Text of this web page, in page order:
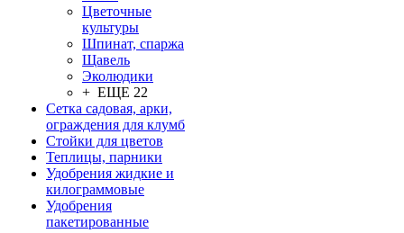
Цветочные
культуры
Шпинат, спаржа
Щавель
Эколюдики
+ ЕЩЕ 22
Сетка садовая, арки,
ограждения для клумб
Стойки для цветов
Теплицы, парники
Удобрения жидкие и
килограммовые
Удобрения
пакетированные